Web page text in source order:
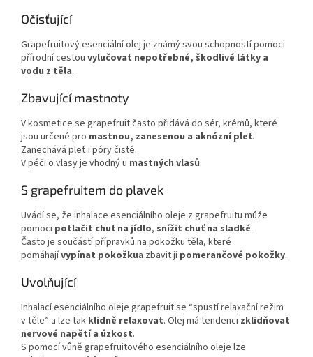
Očisťující
Grapefruitový esenciální olej je známý svou schopností pomoci
přírodní cestou vylučovat nepotřebné, škodlivé látky a
vodu z těla.
Zbavující mastnoty
V kosmetice se grapefruit často přidává do sér, krémů, které
jsou určené pro mastnou, zanesenou a aknózní pleť.
Zanechává pleť i póry čisté.
V péči o vlasy je vhodný u mastných vlasů.
S grapefruitem do plavek
Uvádí se, že inhalace esenciálního oleje z grapefruitu může
pomoci potlačit chuť na jídlo, snížit chuť na sladké.
Často je součástí přípravků na pokožku těla, které
pomáhajívypínat pokožkua zbavit ji pomerančové pokožky.
Uvolňující
Inhalací esenciálního oleje grapefruit se “spustí relaxační režim
v těle” a lze tak klidně relaxovat. Olej má tendenci zklidňovat
nervové napětí a úzkost.
S pomocí vůně grapefruitového esenciálního oleje lze